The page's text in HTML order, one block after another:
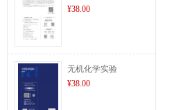
¥38.00
无机化学实验
¥38.00